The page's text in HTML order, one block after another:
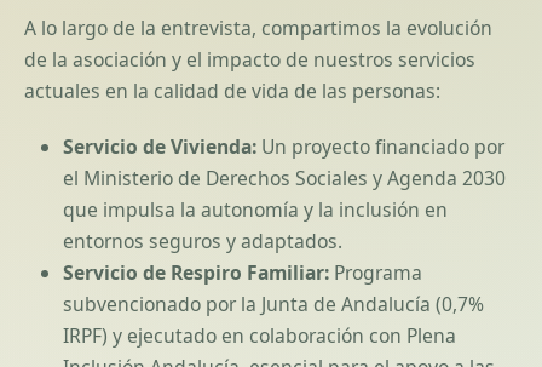
A lo largo de la entrevista, compartimos la evolución
de la asociación y el impacto de nuestros servicios
actuales en la calidad de vida de las personas:
Servicio de Vivienda: Un proyecto financiado por
el Ministerio de Derechos Sociales y Agenda 2030
que impulsa la autonomía y la inclusión en
entornos seguros y adaptados.
Servicio de Respiro Familiar: Programa
subvencionado por la Junta de Andalucía (0,7%
IRPF) y ejecutado en colaboración con Plena